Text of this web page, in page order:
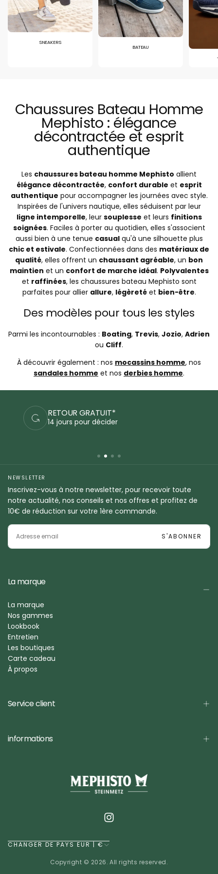
SNEAKERS
BATEAU
Chaussures Bateau Homme
Mephisto : élégance
décontractée et esprit
authentique
Les chaussures bateau homme Mephisto allient
élégance décontractée, confort durable et esprit
authentique pour accompagner les journées avec style.
Inspirées de l'univers nautique, elles séduisent par leur
ligne intemporelle, leur souplesse et leurs finitions
soignées. Faciles à porter au quotidien, elles s'associent
aussi bien à une tenue casualqu'à une silhouette plus
chic et estivale. Confectionnées dans des matériaux de
qualité, elles offrent un chaussant agréable, un bon
maintien et un confort de marche idéal. Polyvalentes
et raffinées, les chaussures bateau Mephisto sont
parfaites pour allier allure, légèretéet bien-être.
Des modèles pour tous les styles
Parmi les incontournables : Boating, Trevis, Jozio, Adrien
ou Cliff.
À découvrir également : nos mocassins homme, nos
sandales homme et nos derbies homme.
RETOUR GRATUIT*
14 jours pour décider
NEWSLETTER
Inscrivez-vous à notre newsletter, pour recevoir toute
notre actualité, nos conseils et nos offres et profitez de
10€ de réduction sur votre 1ère commande.
EMAIL
S'ABONNER
La marque
La marque
Nos gammes
Lookbook
Entretien
Les boutiques
Carte cadeau
À propos
Service client
informations
CHANGER DE PAYS EUR | €
Copyright © 2026. All rights reserved.